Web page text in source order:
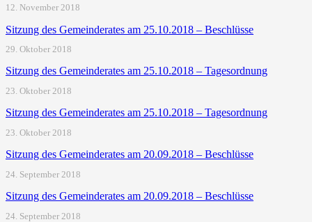
12. November 2018
Sitzung des Gemeinderates am 25.10.2018 – Beschlüsse
29. Oktober 2018
Sitzung des Gemeinderates am 25.10.2018 – Tagesordnung
23. Oktober 2018
Sitzung des Gemeinderates am 25.10.2018 – Tagesordnung
23. Oktober 2018
Sitzung des Gemeinderates am 20.09.2018 – Beschlüsse
24. September 2018
Sitzung des Gemeinderates am 20.09.2018 – Beschlüsse
24. September 2018